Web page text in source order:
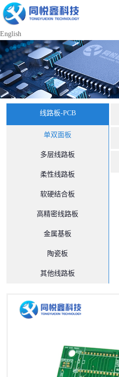
English
线路板-PCB
单双面板
多层线路板
柔性线路板
软硬结合板
高精密线路板
金属基板
陶瓷板
其他线路板